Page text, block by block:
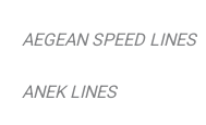
AEGEAN SPEED LINES
ANEK LINES